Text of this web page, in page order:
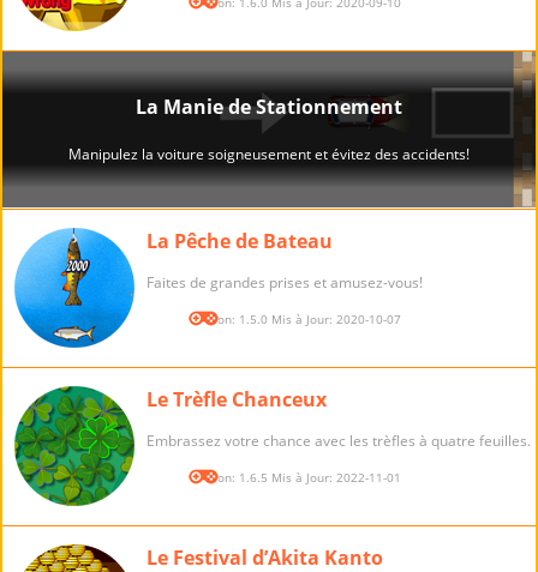
La Pêche de Bateau
Faites de grandes prises et amusez-vous!
Version: 1.5.0 Mis à Jour: 2020-10-07
Le Trèfle Chanceux
Embrassez votre chance avec les trèfles à quatre feuilles.
Version: 1.6.5 Mis à Jour: 2022-11-01
Le Festival d’Akita Kanto